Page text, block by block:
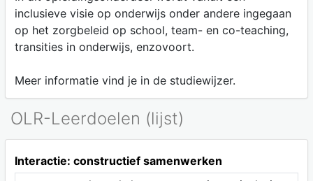
inclusieve visie op onderwijs onder andere ingegaan
op het zorgbeleid op school, team- en co-teaching,
transities in onderwijs, enzovoort.
Meer informatie vind je in de studiewijzer.
OLR-Leerdoelen (lijst)
Interactie: constructief samenwerken